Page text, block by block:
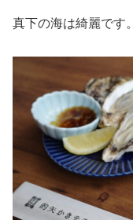
真下の海は綺麗です。